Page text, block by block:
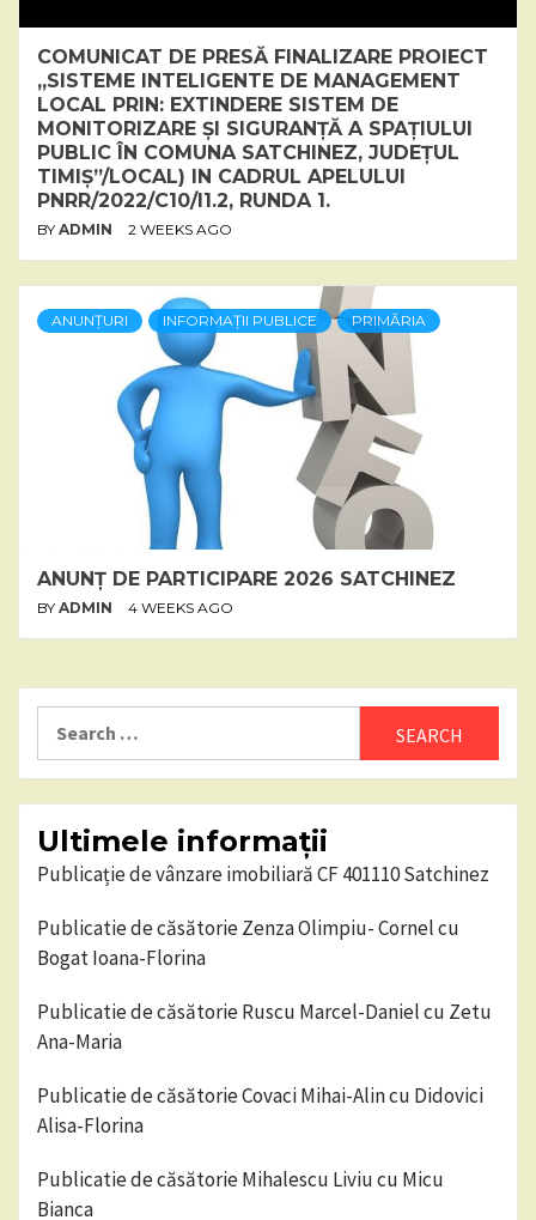
COMUNICAT DE PRESĂ FINALIZARE PROIECT
„SISTEME INTELIGENTE DE MANAGEMENT
LOCAL PRIN: EXTINDERE SISTEM DE
MONITORIZARE ȘI SIGURANȚĂ A SPAȚIULUI
PUBLIC ÎN COMUNA SATCHINEZ, JUDEȚUL
TIMIȘ”/LOCAL) IN CADRUL APELULUI
PNRR/2022/C10/I1.2, RUNDA 1.
BY ADMIN 2 WEEKS AGO
ANUNȚURI INFORMAȚII PUBLICE PRIMĂRIA
ANUNȚ DE PARTICIPARE 2026 SATCHINEZ
BY ADMIN 4 WEEKS AGO
for:
Ultimele informații
Publicație de vânzare imobiliară CF 401110 Satchinez
Publicatie de căsătorie Zenza Olimpiu- Cornel cu
Bogat Ioana-Florina
Publicatie de căsătorie Ruscu Marcel-Daniel cu Zetu
Ana-Maria
Publicatie de căsătorie Covaci Mihai-Alin cu Didovici
Alisa-Florina
Publicatie de căsătorie Mihalescu Liviu cu Micu
Bianca